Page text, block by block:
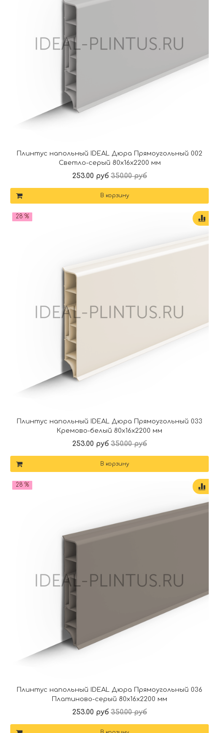
Плинтус напольный IDEAL Дюра Прямоугольный 002
Светло-серый 80x16x2200 мм
253.00 руб 350.00 руб
В корзину
28 %
Плинтус напольный IDEAL Дюра Прямоугольный 033
Кремово-белый 80x16x2200 мм
253.00 руб 350.00 руб
В корзину
28 %
Плинтус напольный IDEAL Дюра Прямоугольный 036
Платиново-серый 80x16x2200 мм
253.00 руб 350.00 руб